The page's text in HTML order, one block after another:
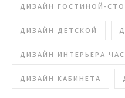
ДИЗАЙН ГОСТИНОЙ-
ДИЗАЙН ДЕТСКОЙ
ДИЗАЙН ИНТЕРЬЕРА
ДИЗАЙН КАБИНЕТА